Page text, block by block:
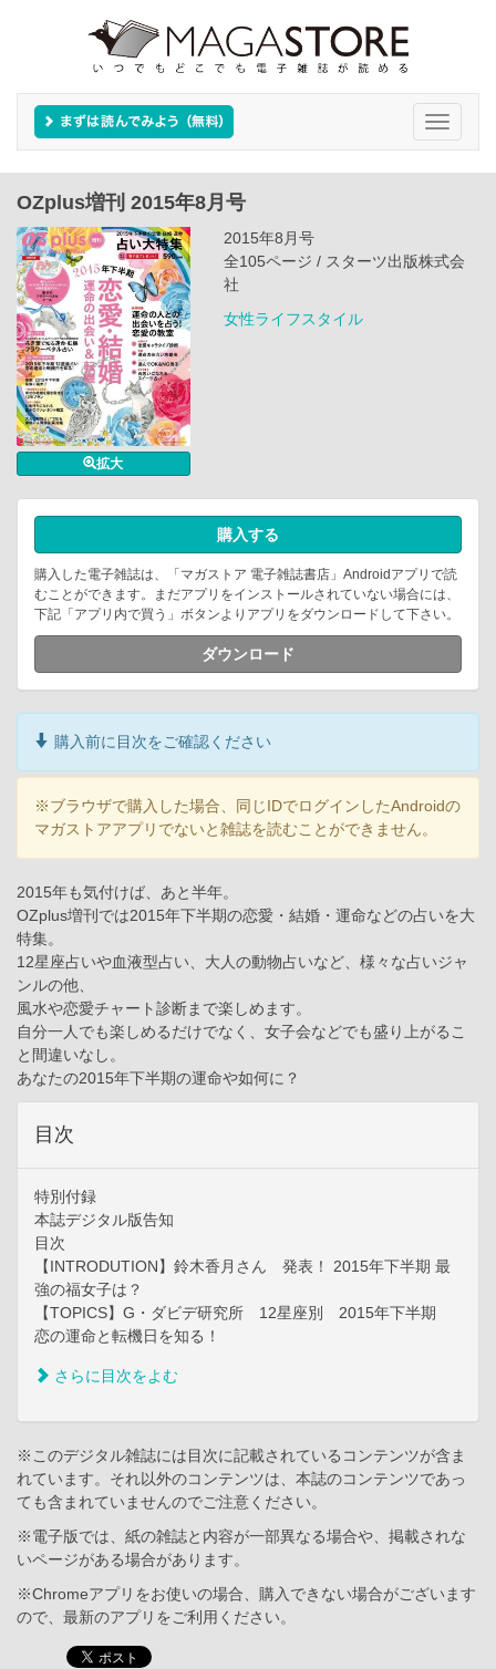
Toggle
OZplus増刊 2015年8月号
拡大
2015年8月号
全105ページ / スターツ出版株式会
社
女性ライフスタイル
購入する
購入した電子雑誌は、「マガストア 電子雑誌書店」Androidアプリで読
むことができます。まだアプリをインストールされていない場合には、
下記「アプリ内で買う」ボタンよりアプリをダウンロードして下さい。
ダウンロード
購入前に目次をご確認ください
※ブラウザで購入した場合、同じIDでログインしたAndroidの
マガストアアプリでないと雑誌を読むことができません。
2015年も気付けば、あと半年。
OZplus増刊では2015年下半期の恋愛・結婚・運命などの占いを大
特集。
12星座占いや血液型占い、大人の動物占いなど、様々な占いジャ
ンルの他、
風水や恋愛チャート診断まで楽しめます。
自分一人でも楽しめるだけでなく、女子会などでも盛り上がるこ
と間違いなし。
あなたの2015年下半期の運命や如何に？
目次
特別付録
本誌デジタル版告知
目次
【INTRODUTION】鈴木香月さん 発表！ 2015年下半期 最
強の福女子は？
【TOPICS】G・ダビデ研究所 12星座別 2015年下半期
恋の運命と転機日を知る！
さらに目次をよむ
※このデジタル雑誌には目次に記載されているコンテンツが含ま
れています。それ以外のコンテンツは、本誌のコンテンツであっ
ても含まれていませんのでご注意ください。
※電子版では、紙の雑誌と内容が一部異なる場合や、掲載されな
いページがある場合があります。
※Chromeアプリをお使いの場合、購入できない場合がございます
ので、最新のアプリをご利用ください。